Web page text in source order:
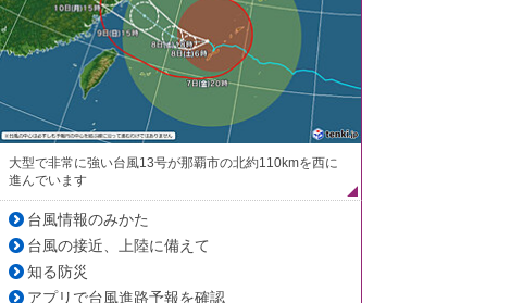
大型で非常に強い台風13号が那覇市の北約110kmを西に
進んでいます
台風情報のみかた
台風の接近、上陸に備えて
知る防災
アプリで台風進路予報を確認